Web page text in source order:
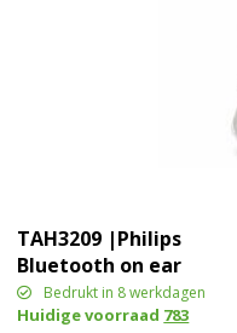
TAH3209 |Philips
Bluetooth on ear
Headphones met 25 uur
speeltijd
Bedrukt in 8 werkdagen
Huidige voorraad 783